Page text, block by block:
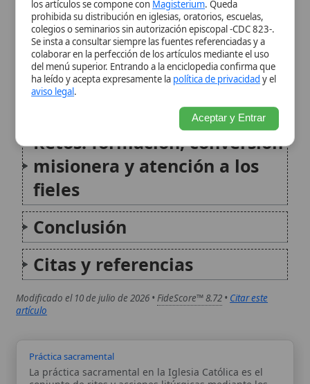
Retos: formación, conversión
misionera y atención a los
fieles
Conclusión
Modificado el 10 de julio de 2026 • FideScore™ 8.72•
Citar este
artículo
Práctica sacramental
La práctica sacramental en la Iglesia Católica es el
conjunto de ritos y acciones litúrgicas mediante los
cuales los fieles reciben la gracia divina a través de
los siete sacramentos instituidos por Jesucristo. Estos
sacramentos son signos sensibles y eficaces...
Báculo pastoral
como un signo visible de la misión pastoral: el obispo
recibe autoridad para guiar, corregir...